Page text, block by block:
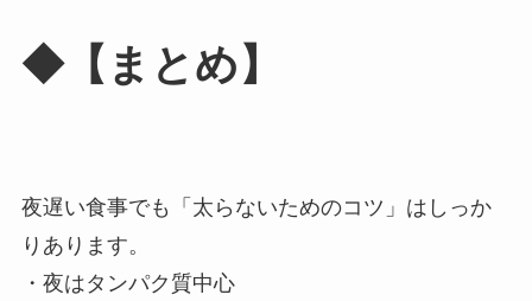
◆【まとめ】
夜遅い食事でも「太らないためのコツ」はしっか
りあります。
・夜はタンパク質中心